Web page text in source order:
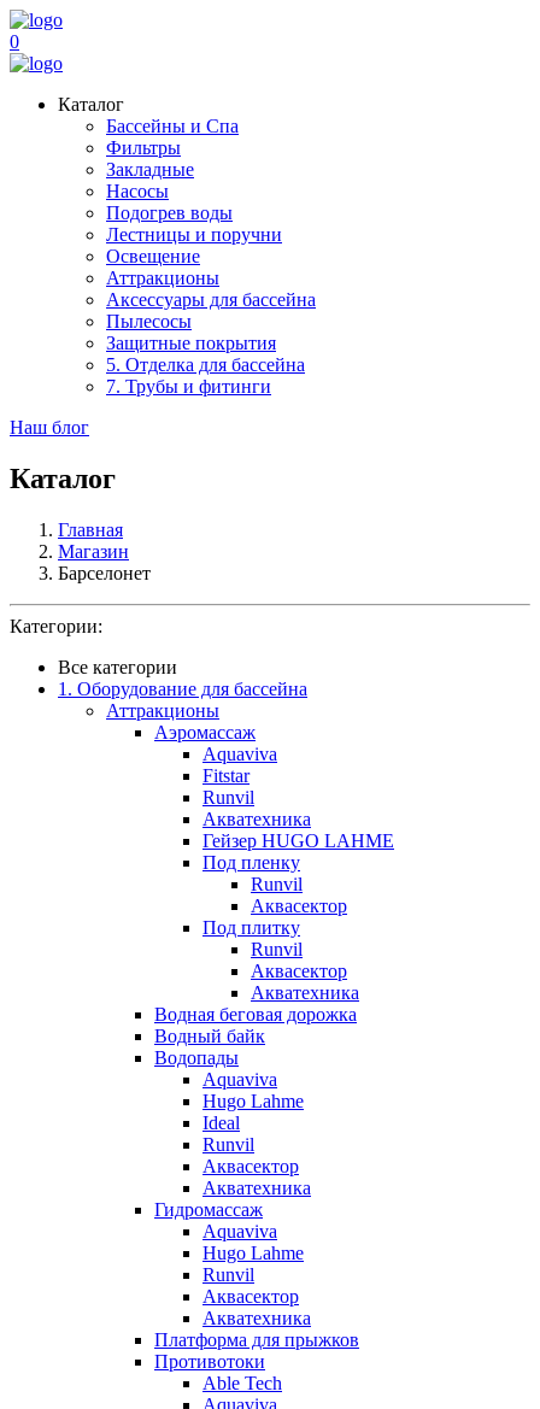
0
Каталог
Бассейны и Спа
Фильтры
Закладные
Насосы
Подогрев воды
Лестницы и поручни
Освещение
Аттракционы
Аксессуары для бассейна
Пылесосы
Защитные покрытия
5. Отделка для бассейна
7. Трубы и фитинги
Наш блог
Каталог
Главная
Магазин
Барселонет
Категории:
Все категории
1. Оборудование для бассейна
Аттракционы
Аэромассаж
Aquaviva
Fitstar
Runvil
Акватехника
Гейзер HUGO LAHME
Под пленку
Runvil
Аквасектор
Под плитку
Runvil
Аквасектор
Акватехника
Водная беговая дорожка
Водный байк
Водопады
Aquaviva
Hugo Lahme
Ideal
Runvil
Аквасектор
Акватехника
Гидромассаж
Aquaviva
Hugo Lahme
Runvil
Аквасектор
Акватехника
Платформа для прыжков
Противотоки
Able Tech
Aquaviva